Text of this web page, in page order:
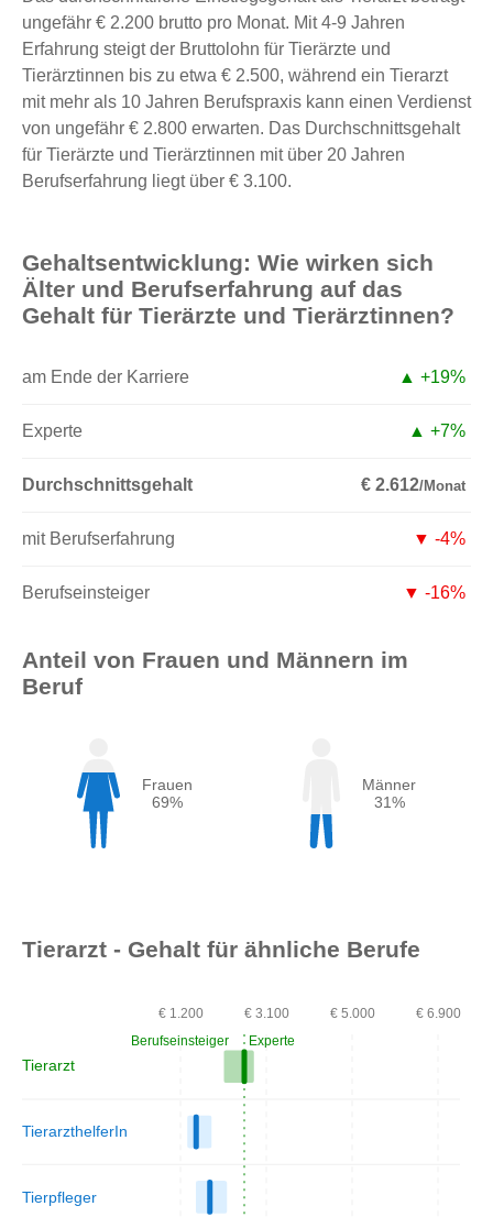
ungefähr € 2.200 brutto pro Monat. Mit 4-9 Jahren
Erfahrung steigt der Bruttolohn für Tierärzte und
Tierärztinnen bis zu etwa € 2.500, während ein Tierarzt
mit mehr als 10 Jahren Berufspraxis kann einen Verdienst
von ungefähr € 2.800 erwarten. Das Durchschnittsgehalt
für Tierärzte und Tierärztinnen mit über 20 Jahren
Berufserfahrung liegt über € 3.100.
Gehaltsentwicklung: Wie wirken sich
Älter und Berufserfahrung auf das
Gehalt für Tierärzte und Tierärztinnen?
am Ende der Karriere ▲ +19%
Experte ▲ +7%
Durchschnittsgehalt € 2.612/Monat
mit Berufserfahrung ▼ -4%
Berufseinsteiger ▼ -16%
Anteil von Frauen und Männern im
Beruf
Frauen
69%
Männer
31%
Tierarzt - Gehalt für ähnliche Berufe
Tierarzt
TierarzthelferIn
Tierpfleger
€ 1.200 € 3.100 € 5.000 € 6.900
Berufseinsteiger Experte